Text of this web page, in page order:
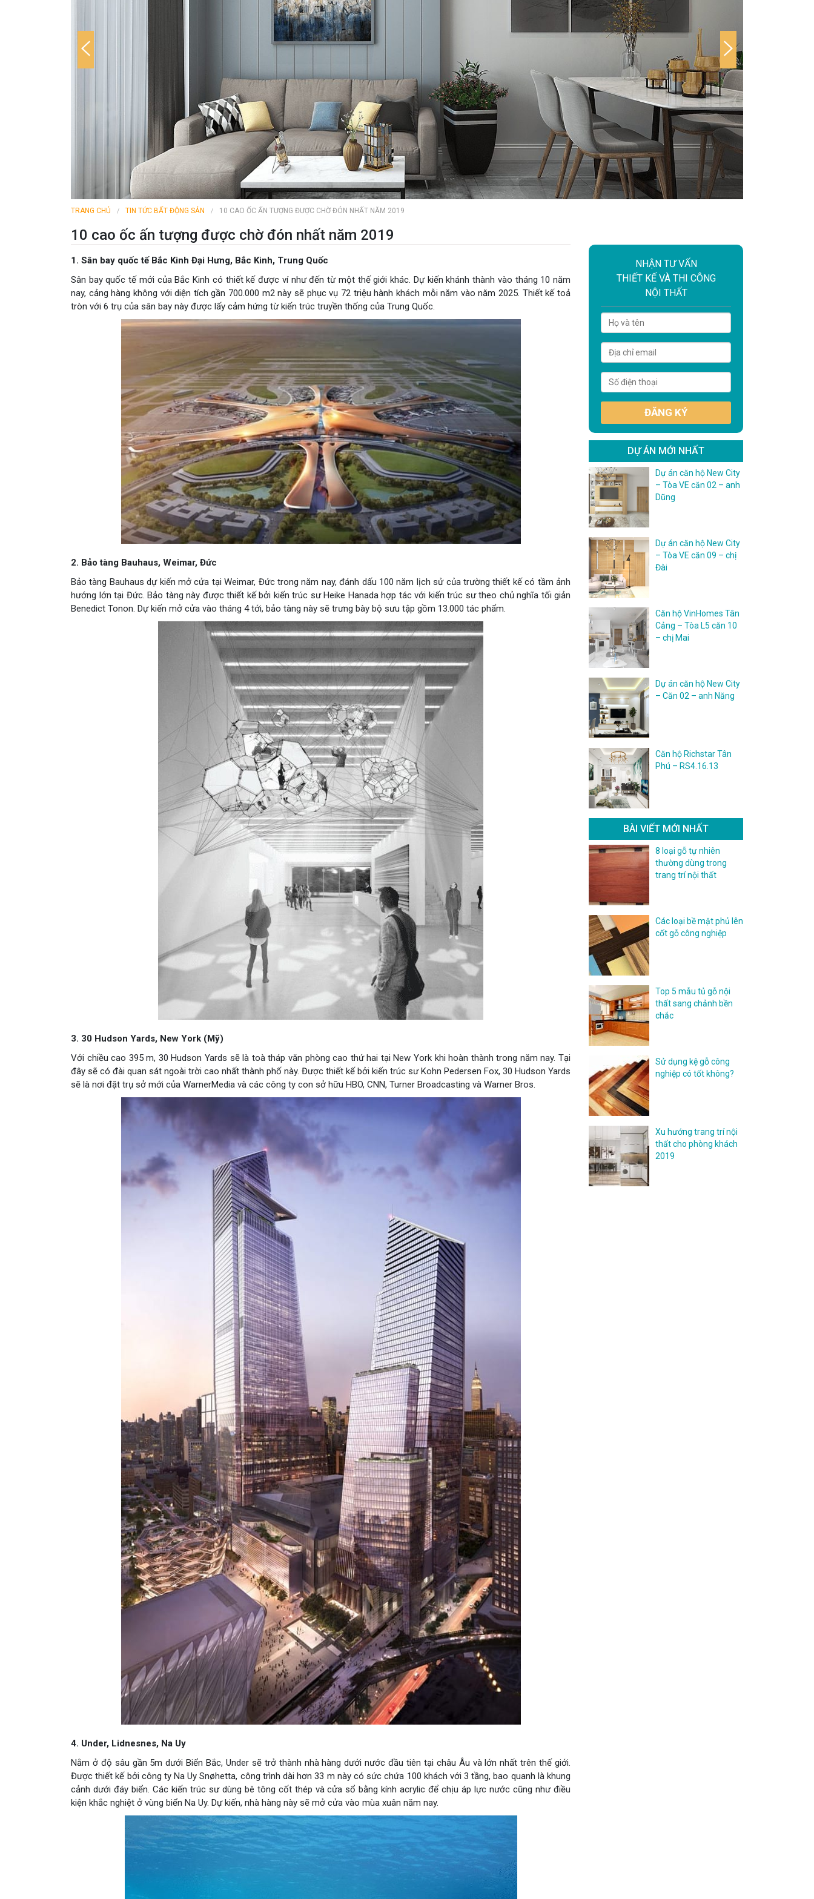
TRANG CHỦ TIN TỨC BẤT ĐỘNG SẢN 10 CAO ỐC ẤN TƯỢNG ĐƯỢC CHỜ ĐÓN NHẤT NĂM 2019
10 cao ốc ấn tượng được chờ đón nhất năm 2019
1. Sân bay quốc tế Bắc Kinh Đại Hưng, Bắc Kinh, Trung Quốc
Sân bay quốc tế mới của Bắc Kinh có thiết kế được ví như đến từ một thế giới khác. Dự kiến khánh thành vào tháng 10 năm
nay, cảng hàng không với diện tích gần 700.000 m2 này sẽ phục vụ 72 triệu hành khách mỗi năm vào năm 2025. Thiết kế toả
tròn với 6 trụ của sân bay này được lấy cảm hứng từ kiến trúc truyền thống của Trung Quốc.
2. Bảo tàng Bauhaus, Weimar, Đức
Bảo tàng Bauhaus dự kiến mở cửa tại Weimar, Đức trong năm nay, đánh dấu 100 năm lịch sử của trường thiết kế có tầm ảnh
hướng lớn tại Đức. Bảo tàng này được thiết kế bởi kiến trúc sư Heike Hanada hợp tác với kiến trúc sư theo chủ nghĩa tối giản
Benedict Tonon. Dự kiến mở cửa vào tháng 4 tới, bảo tàng này sẽ trưng bày bộ sưu tập gồm 13.000 tác phẩm.
3. 30 Hudson Yards, New York (Mỹ)
Với chiều cao 395 m, 30 Hudson Yards sẽ là toà tháp văn phòng cao thứ hai tại New York khi hoàn thành trong năm nay. Tại
đây sẽ có đài quan sát ngoài trời cao nhất thành phố này. Được thiết kế bởi kiến trúc sư Kohn Pedersen Fox, 30 Hudson Yards
sẽ là nơi đặt trụ sở mới của WarnerMedia và các công ty con sở hữu HBO, CNN, Turner Broadcasting và Warner Bros.
4. Under, Lidnesnes, Na Uy
Nằm ở độ sâu gần 5m dưới Biển Bắc, Under sẽ trở thành nhà hàng dưới nước đầu tiên tại châu Âu và lớn nhất trên thế giới.
Được thiết kế bởi công ty Na Uy Snøhetta, công trình dài hơn 33 m này có sức chứa 100 khách với 3 tầng, bao quanh là khung
cảnh dưới đáy biển. Các kiến trúc sư dùng bê tông cốt thép và cửa sổ bằng kính acrylic để chịu áp lực nước cũng như điều
kiện khắc nghiệt ở vùng biển Na Uy. Dự kiến, nhà hàng này sẽ mở cửa vào mùa xuân năm nay.
NHẬN TƯ VẤN
THIẾT KẾ VÀ THI CÔNG
NỘI THẤT
DỰ ÁN MỚI NHẤT
Dự án căn hộ New City
– Tòa VE căn 02 – anh
Dũng
Dự án căn hộ New City
– Tòa VE căn 09 – chị
Đài
Căn hộ VinHomes Tân
Cảng – Tòa L5 căn 10
– chị Mai
Dự án căn hộ New City
– Căn 02 – anh Năng
Căn hộ Richstar Tân
Phú – RS4.16.13
BÀI VIẾT MỚI NHẤT
8 loại gỗ tự nhiên
thường dùng trong
trang trí nội thất
Các loại bề mặt phủ lên
cốt gỗ công nghiệp
Top 5 mẫu tủ gỗ nội
thất sang chảnh bền
chắc
Sử dụng kệ gỗ công
nghiệp có tốt không?
Xu hướng trang trí nội
thất cho phòng khách
2019